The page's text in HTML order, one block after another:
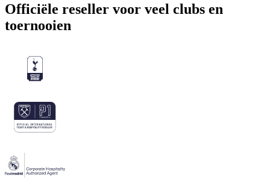
Officiële reseller voor veel clubs en
toernooien